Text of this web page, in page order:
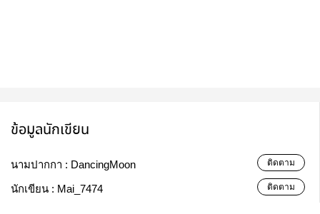
ข้อมูลนักเขียน
นามปากกา : DancingMoon ติดตาม
นักเขียน : Mai_7474 ติดตาม